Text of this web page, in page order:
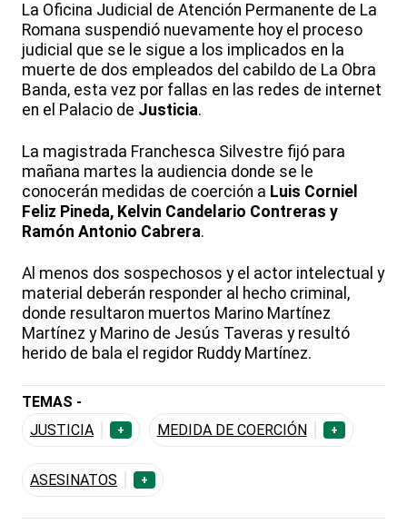
La Oficina Judicial de Atención Permanente de La
Romana suspendió nuevamente hoy el proceso
judicial que se le sigue a los implicados en la
muerte de dos empleados del cabildo de La Obra
Banda, esta vez por fallas en las redes de internet
en el Palacio de Justicia.
La magistrada Franchesca Silvestre fijó para
mañana martes la audiencia donde se le
conocerán medidas de coerción a Luis Corniel
Feliz Pineda, Kelvin Candelario Contreras y
Ramón Antonio Cabrera.
Al menos dos sospechosos y el actor intelectual y
material deberán responder al hecho criminal,
donde resultaron muertos Marino Martínez
Martínez y Marino de Jesús Taveras y resultó
herido de bala el regidor Ruddy Martínez.
TEMAS -
JUSTICIA
+ MEDIDA DE COERCIÓN +
ASESINATOS +